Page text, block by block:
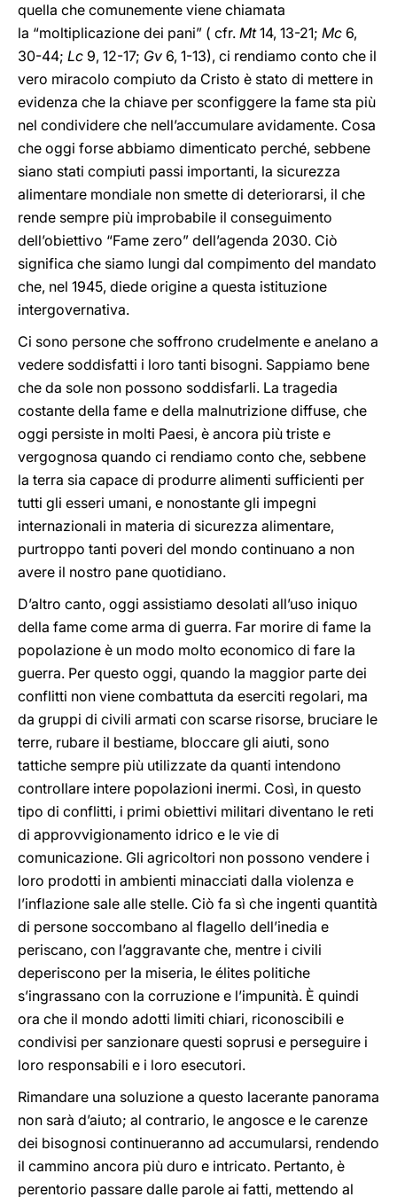
quella che comunemente viene chiamata
la “moltiplicazione dei pani” ( cfr. Mt14, 13-21; Mc 6,
30-44; Lc 9, 12-17; Gv 6, 1-13), ci rendiamo conto che il
vero miracolo compiuto da Cristo è stato di mettere in
evidenza che la chiave per sconfiggere la fame sta più
nel condividere che nell’accumulare avidamente. Cosa
che oggi forse abbiamo dimenticato perché, sebbene
siano stati compiuti passi importanti, la sicurezza
alimentare mondiale non smette di deteriorarsi, il che
rende sempre più improbabile il conseguimento
dell’obiettivo “Fame zero” dell’agenda 2030. Ciò
significa che siamo lungi dal compimento del mandato
che, nel 1945, diede origine a questa istituzione
intergovernativa.
Ci sono persone che soffrono crudelmente e anelano a
vedere soddisfatti i loro tanti bisogni. Sappiamo bene
che da sole non possono soddisfarli. La tragedia
costante della fame e della malnutrizione diffuse, che
oggi persiste in molti Paesi, è ancora più triste e
vergognosa quando ci rendiamo conto che, sebbene
la terra sia capace di produrre alimenti sufficienti per
tutti gli esseri umani, e nonostante gli impegni
internazionali in materia di sicurezza alimentare,
purtroppo tanti poveri del mondo continuano a non
avere il nostro pane quotidiano.
D’altro canto, oggi assistiamo desolati all’uso iniquo
della fame come arma di guerra. Far morire di fame la
popolazione è un modo molto economico di fare la
guerra. Per questo oggi, quando la maggior parte dei
conflitti non viene combattuta da eserciti regolari, ma
da gruppi di civili armati con scarse risorse, bruciare le
terre, rubare il bestiame, bloccare gli aiuti, sono
tattiche sempre più utilizzate da quanti intendono
controllare intere popolazioni inermi. Così, in questo
tipo di conflitti, i primi obiettivi militari diventano le reti
di approvvigionamento idrico e le vie di
comunicazione. Gli agricoltori non possono vendere i
loro prodotti in ambienti minacciati dalla violenza e
l’inflazione sale alle stelle. Ciò fa sì che ingenti quantità
di persone soccombano al flagello dell’inedia e
periscano, con l’aggravante che, mentre i civili
deperiscono per la miseria, le élites politiche
s’ingrassano con la corruzione e l’impunità. È quindi
ora che il mondo adotti limiti chiari, riconoscibili e
condivisi per sanzionare questi soprusi e perseguire i
loro responsabili e i loro esecutori.
Rimandare una soluzione a questo lacerante panorama
non sarà d’aiuto; al contrario, le angosce e le carenze
dei bisognosi continueranno ad accumularsi, rendendo
il cammino ancora più duro e intricato. Pertanto, è
perentorio passare dalle parole ai fatti, mettendo al